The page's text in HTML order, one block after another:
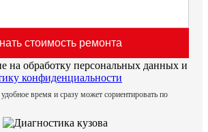
на обработку персональных данных и
конфиденциальности
время и сразу может сориентировать по